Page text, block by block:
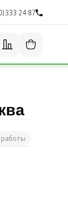
333 24 87